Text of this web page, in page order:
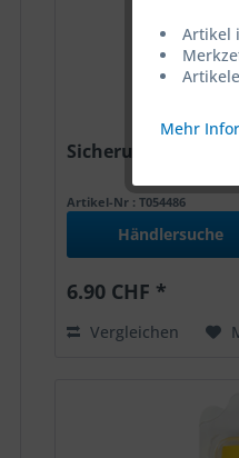
Sicherungen GYS
Artikel-Nr : T054486
Händlersuche
6.90 CHF *
Vergleichen
Artikel
Mehr